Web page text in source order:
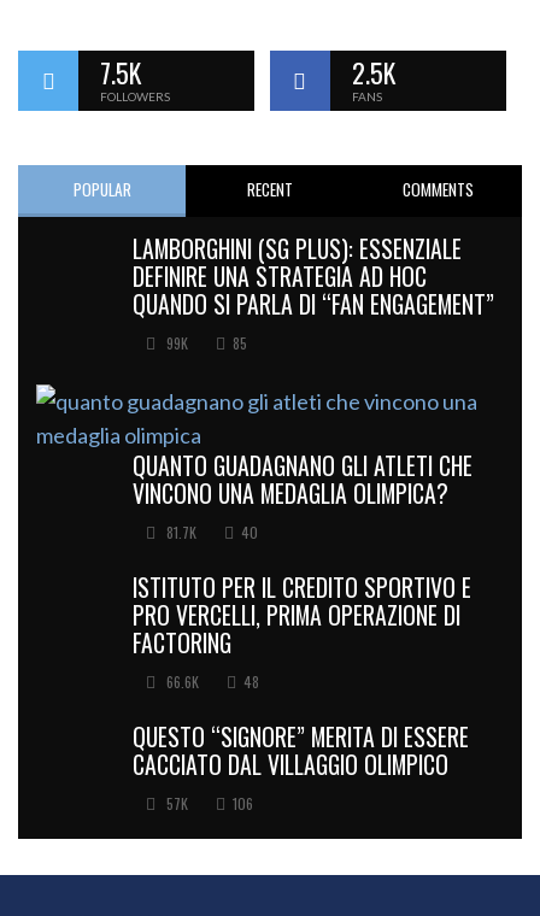
7.5K
FOLLOWERS
2.5K
FANS
POPULAR RECENT COMMENTS
LAMBORGHINI (SG PLUS): ESSENZIALE
DEFINIRE UNA STRATEGIA AD HOC
QUANDO SI PARLA DI “FAN ENGAGEMENT”
99K 85
QUANTO GUADAGNANO GLI ATLETI CHE
VINCONO UNA MEDAGLIA OLIMPICA?
81.7K 40
ISTITUTO PER IL CREDITO SPORTIVO E
PRO VERCELLI, PRIMA OPERAZIONE DI
FACTORING
66.6K 48
QUESTO “SIGNORE” MERITA DI ESSERE
CACCIATO DAL VILLAGGIO OLIMPICO
57K 106